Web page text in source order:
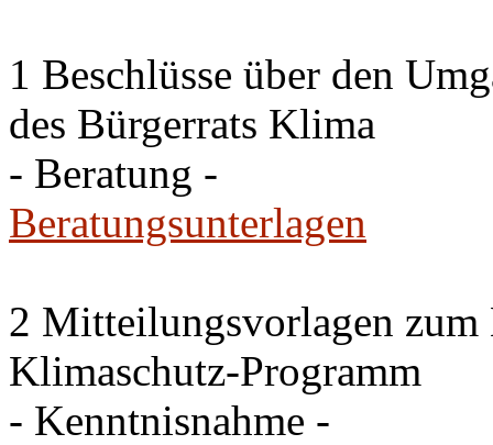
1 Beschlüsse über den
des Bürgerrats Klima
- Beratung -
Beratungsunterlagen
2 Mitteilungsvorlagen zum
Klimaschutz-Programm
- Kenntnisnahme -